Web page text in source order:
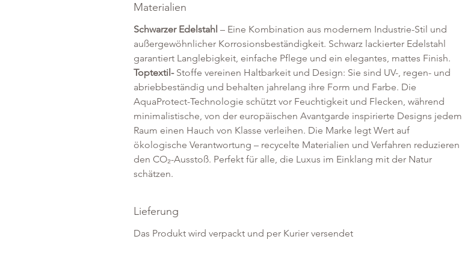
Materialien
Schwarzer Edelstahl – Eine Kombination aus modernem Industrie-Stil und
außergewöhnlicher Korrosionsbeständigkeit. Schwarz lackierter Edelstahl
garantiert Langlebigkeit, einfache Pflege und ein elegantes, mattes Finish.
Toptextil-Stoffe vereinen Haltbarkeit und Design: Sie sind UV-, regen- und
abriebbeständig und behalten jahrelang ihre Form und Farbe. Die
AquaProtect-Technologie schützt vor Feuchtigkeit und Flecken, während
minimalistische, von der europäischen Avantgarde inspirierte Designs jedem
Raum einen Hauch von Klasse verleihen. Die Marke legt Wert auf
ökologische Verantwortung – recycelte Materialien und Verfahren reduzieren
den CO₂-Ausstoß. Perfekt für alle, die Luxus im Einklang mit der Natur
schätzen.
Lieferung
Das Produkt wird verpackt und per Kurier versendet